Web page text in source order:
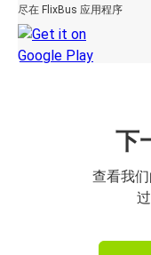
尽在 FlixBus 应用程序
下
查看我